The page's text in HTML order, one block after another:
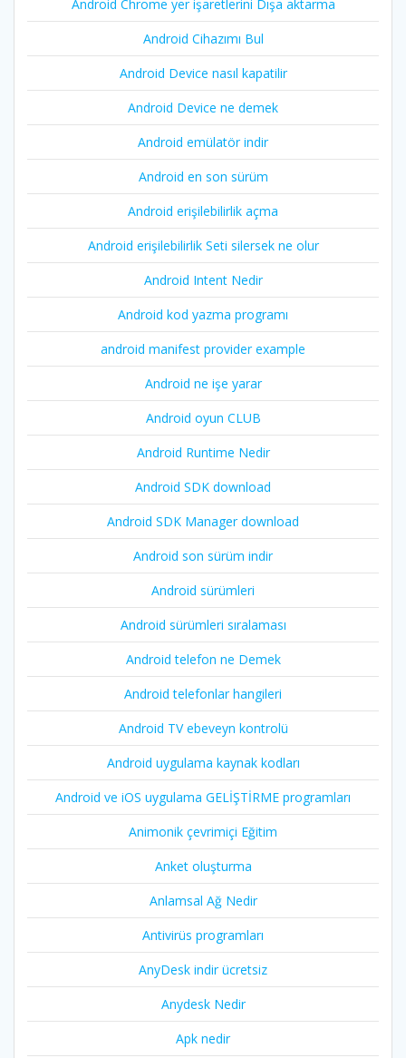
Android Chrome yer işaretlerini Dışa aktarma
Android Cihazımı Bul
Android Device nasıl kapatilir
Android Device ne demek
Android emülatör indir
Android en son sürüm
Android erişilebilirlik açma
Android erişilebilirlik Seti silersek ne olur
Android Intent Nedir
Android kod yazma programı
android manifest provider example
Android ne işe yarar
Android oyun CLUB
Android Runtime Nedir
Android SDK download
Android SDK Manager download
Android son sürüm indir
Android sürümleri
Android sürümleri sıralaması
Android telefon ne Demek
Android telefonlar hangileri
Android TV ebeveyn kontrolü
Android uygulama kaynak kodları
Android ve iOS uygulama GELİŞTİRME programları
Animonik çevrimiçi Eğitim
Anket oluşturma
Anlamsal Ağ Nedir
Antivirüs programları
AnyDesk indir ücretsiz
Anydesk Nedir
Apk nedir